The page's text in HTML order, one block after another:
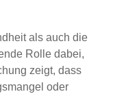
als auch die
Rolle dabei,
zeigt, dass
oder